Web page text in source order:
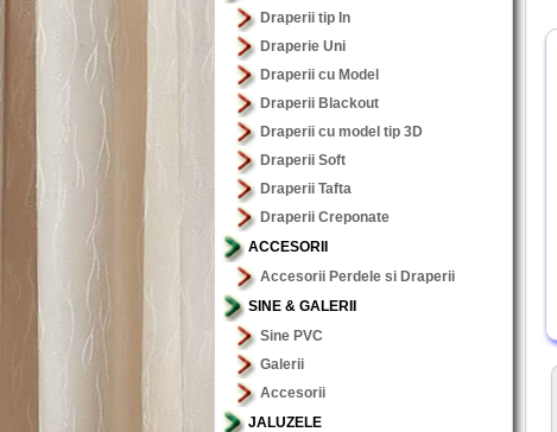
Draperii tip In
Draperie Uni
Draperii cu Model
Draperii Blackout
Draperii cu model tip 3D
Draperii Soft
Draperii Tafta
Draperii Creponate
ACCESORII
Accesorii Perdele si Draperii
SINE & GALERII
Sine PVC
Galerii
Accesorii
JALUZELE